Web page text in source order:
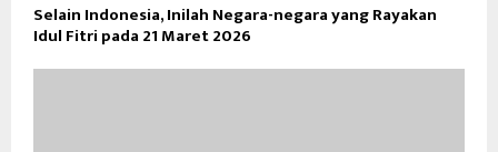
Selain Indonesia, Inilah Negara-negara yang Rayakan
Idul Fitri pada 21 Maret 2026